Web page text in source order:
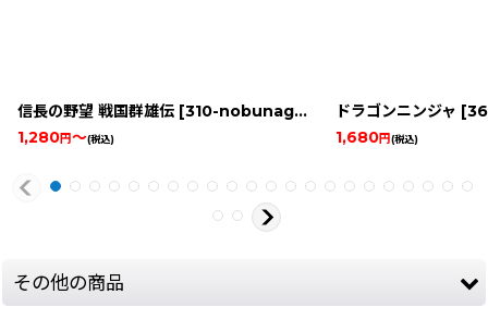
信長の野望 戦国群雄伝 [310-nobunagas-ambiti-famicom ]
1,280円～(税込)
ドラゴンニンジャ [
1,680円(税込)
その他の商品